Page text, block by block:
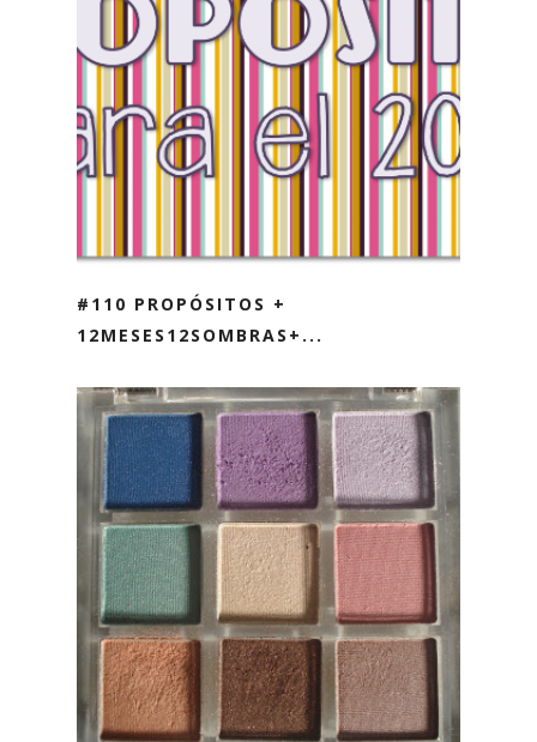
#110 PROPÓSITOS +
12MESES12SOMBRAS+...